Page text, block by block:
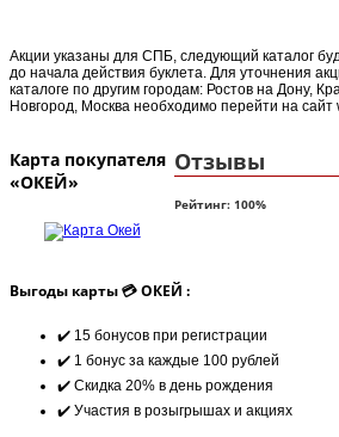
Акции указаны для СПБ, следующий каталог
до начала действия буклета. Для уточнения
каталоге по другим городам: Ростов на Дону,
Новгород, Москва необходимо перейти на сайт
Отзывы
Рейтинг:100%
Карта покупателя
«ОКЕЙ»
Выгоды карты 💳 ОКЕЙ :
✔️ 15 бонусов при регистрации
✔️ 1 бонус за каждые 100 рублей
✔️ Скидка 20% в день рождения
✔️ Участия в розыгрышах и акциях